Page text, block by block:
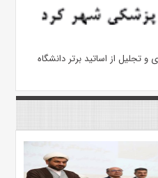
از اساتید برتر دانشگاه